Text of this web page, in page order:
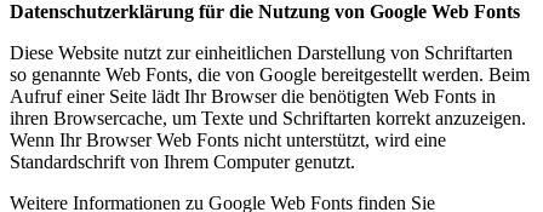
Datenschutzerklärung für die Nutzung von Google Web Fonts
Diese Website nutzt zur einheitlichen Darstellung von Schriftarten
so genannte Web Fonts, die von Google bereitgestellt werden. Beim
Aufruf einer Seite lädt Ihr Browser die benötigten Web Fonts in
ihren Browsercache, um Texte und Schriftarten korrekt anzuzeigen.
Wenn Ihr Browser Web Fonts nicht unterstützt, wird eine
Standardschrift von Ihrem Computer genutzt.
Weitere Informationen zu Google Web Fonts finden Sie